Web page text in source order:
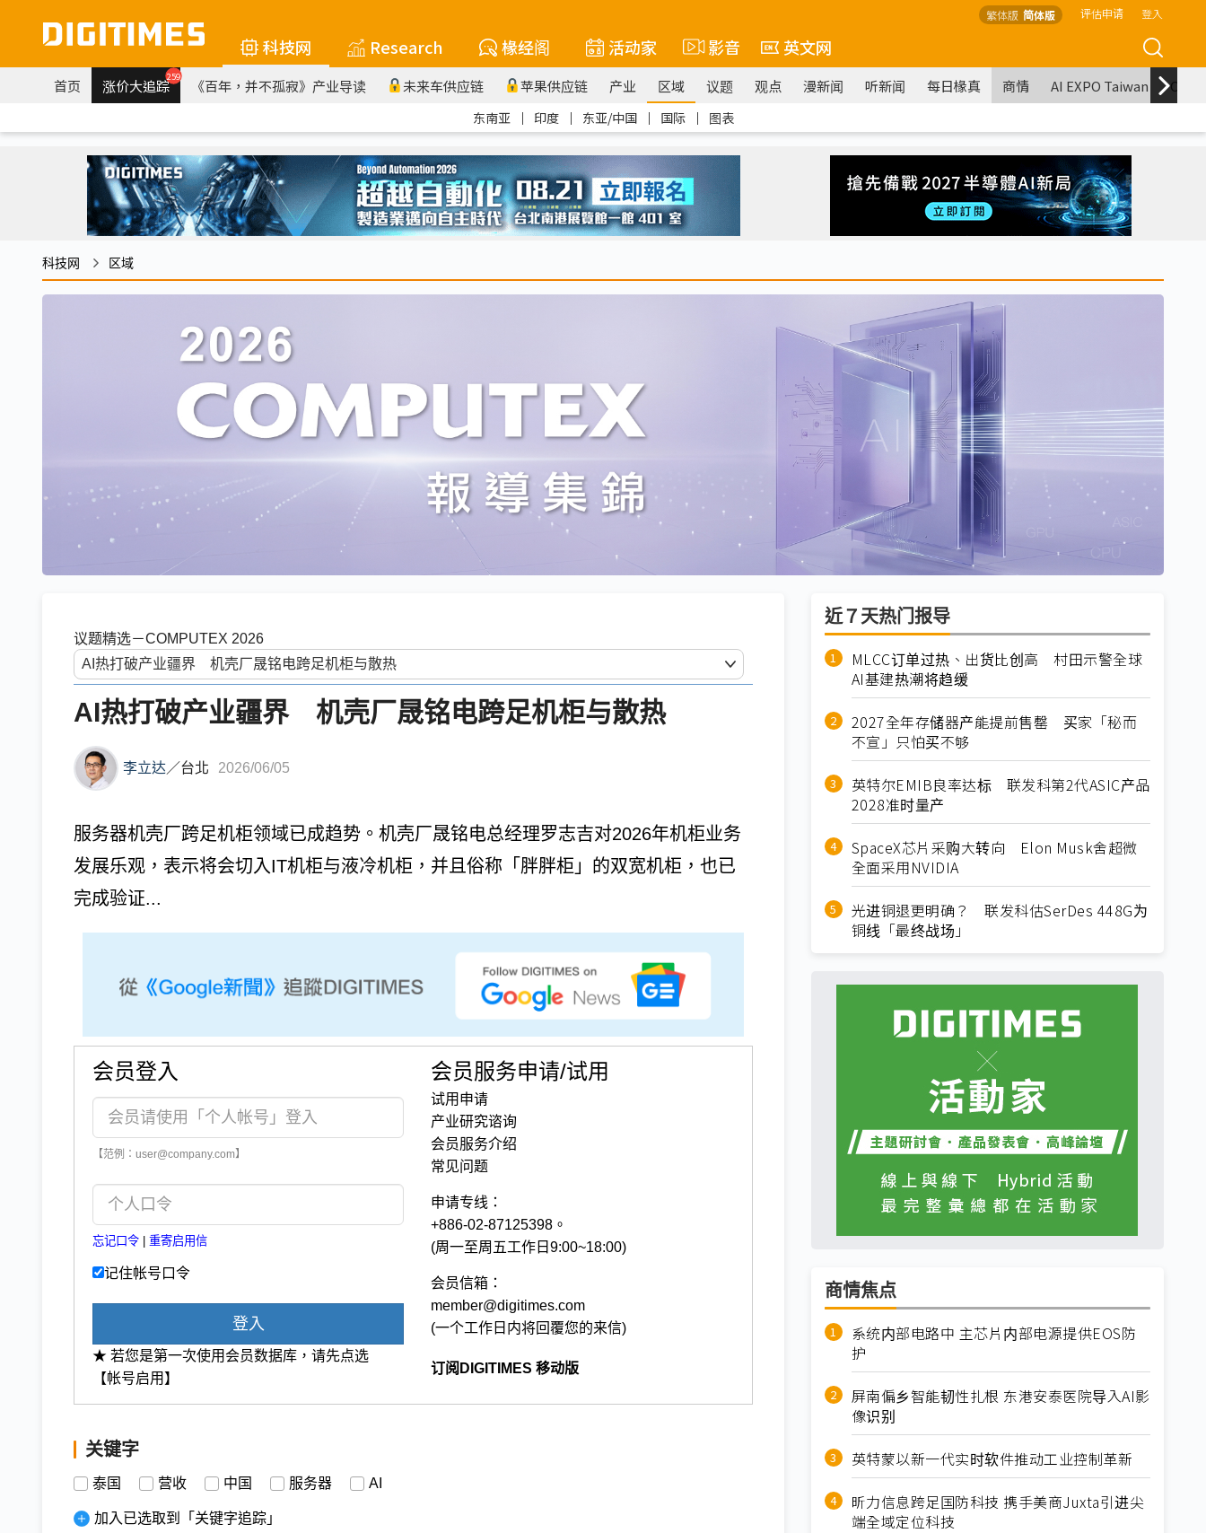
繁体版 简体版 评估申请 登入
科技网 Research 椽经阁 活动家 影音 英文网
首页 涨价大追踪259 《百年，并不孤寂》产业导读 未来车供应链 苹果供应链 产业 区域 议题 观点 漫新闻 听新闻 每日椽真 商情 AI EXPO Taiwan
东南亚 ｜ 印度 ｜ 东亚/中国 ｜ 国际 ｜ 图表
科技网 区域
议题精选－COMPUTEX 2026
AI热打破产业疆界 机壳厂晟铭电跨足机柜与散热
李立达／台北 2026/06/05
服务器机壳厂跨足机柜领域已成趋势。机壳厂晟铭电总经理罗志吉对2026年机柜业务
发展乐观，表示将会切入IT机柜与液冷机柜，并且俗称「胖胖柜」的双宽机柜，也已
完成验证...
会员登入
【范例：user@company.com】
忘记口令 重寄启用信
记住帐号口令
登入
★ 若您是第一次使用会员数据库，请先点选
【帐号启用】
会员服务申请/试用
试用申请
产业研究谘询
会员服务介绍
常见问题
申请专线：
+886-02-87125398。
(周一至周五工作日9:00~18:00)
会员信箱：
member@digitimes.com
(一个工作日内将回覆您的来信)
订阅DIGITIMES 移动版
关键字
泰国 营收 中国 服务器 AI
加入已选取到「关键字追踪」
近７天热门报导
MLCC订单过热、出货比创高 村田示警全球
AI基建热潮将趋缓
2027全年存储器产能提前售罄 买家「秘而
不宣」只怕买不够
英特尔EMIB良率达标 联发科第2代ASIC产品
2028准时量产
SpaceX芯片采购大转向 Elon Musk舍超微
全面采用NVIDIA
光进铜退更明确？ 联发科估SerDes 448G为
铜线「最终战场」
商情焦点
系统内部电路中 主芯片内部电源提供EOS防
护
屏南偏乡智能韧性扎根 东港安泰医院导入AI影
像识别
英特蒙以新一代实时软件推动工业控制革新
昕力信息跨足国防科技 携手美商Juxta引进尖
端全域定位科技